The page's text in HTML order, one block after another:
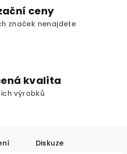
ceny
značek nenajdete
kvalita
výrobků
Diskuze